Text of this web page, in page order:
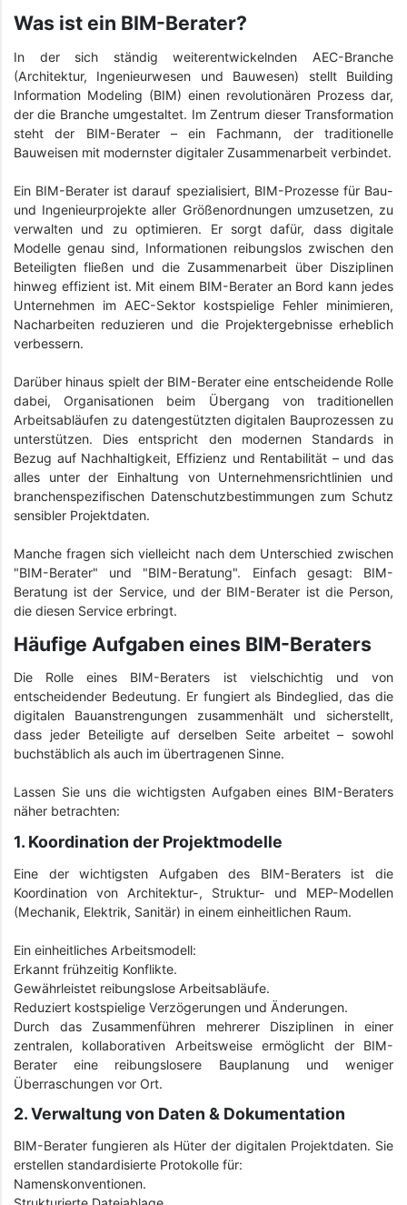
Was ist ein BIM-Berater?
In der sich ständig weiterentwickelnden AEC-Branche
(Architektur, Ingenieurwesen und Bauwesen) stellt Building
Information Modeling (BIM) einen revolutionären Prozess dar,
der die Branche umgestaltet. Im Zentrum dieser Transformation
steht der BIM-Berater – ein Fachmann, der traditionelle
Bauweisen mit modernster digitaler Zusammenarbeit verbindet.
Ein BIM-Berater ist darauf spezialisiert, BIM-Prozesse für Bau-
und Ingenieurprojekte aller Größenordnungen umzusetzen, zu
verwalten und zu optimieren. Er sorgt dafür, dass digitale
Modelle genau sind, Informationen reibungslos zwischen den
Beteiligten fließen und die Zusammenarbeit über Disziplinen
hinweg effizient ist. Mit einem BIM-Berater an Bord kann jedes
Unternehmen im AEC-Sektor kostspielige Fehler minimieren,
Nacharbeiten reduzieren und die Projektergebnisse erheblich
verbessern.
Darüber hinaus spielt der BIM-Berater eine entscheidende Rolle
dabei, Organisationen beim Übergang von traditionellen
Arbeitsabläufen zu datengestützten digitalen Bauprozessen zu
unterstützen. Dies entspricht den modernen Standards in
Bezug auf Nachhaltigkeit, Effizienz und Rentabilität – und das
alles unter der Einhaltung von Unternehmensrichtlinien und
branchenspezifischen Datenschutzbestimmungen zum Schutz
sensibler Projektdaten.
Manche fragen sich vielleicht nach dem Unterschied zwischen
"BIM-Berater" und "BIM-Beratung". Einfach gesagt: BIM-
Beratung ist der Service, und der BIM-Berater ist die Person,
die diesen Service erbringt.
Häufige Aufgaben eines BIM-Beraters
Die Rolle eines BIM-Beraters ist vielschichtig und von
entscheidender Bedeutung. Er fungiert als Bindeglied, das die
digitalen Bauanstrengungen zusammenhält und sicherstellt,
dass jeder Beteiligte auf derselben Seite arbeitet – sowohl
buchstäblich als auch im übertragenen Sinne.
Lassen Sie uns die wichtigsten Aufgaben eines BIM-Beraters
näher betrachten:
1. Koordination der Projektmodelle
Eine der wichtigsten Aufgaben des BIM-Beraters ist die
Koordination von Architektur-, Struktur- und MEP-Modellen
(Mechanik, Elektrik, Sanitär) in einem einheitlichen Raum.
Ein einheitliches Arbeitsmodell:
Erkannt frühzeitig Konflikte.
Gewährleistet reibungslose Arbeitsabläufe.
Reduziert kostspielige Verzögerungen und Änderungen.
Durch das Zusammenführen mehrerer Disziplinen in einer
zentralen, kollaborativen Arbeitsweise ermöglicht der BIM-
Berater eine reibungslosere Bauplanung und weniger
Überraschungen vor Ort.
2. Verwaltung von Daten & Dokumentation
BIM-Berater fungieren als Hüter der digitalen Projektdaten. Sie
erstellen standardisierte Protokolle für:
Namenskonventionen.